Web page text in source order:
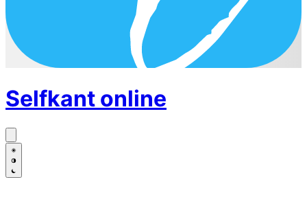
Selfkant online